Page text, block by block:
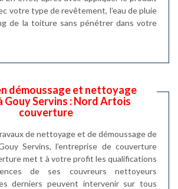
votre type de revêtement, l’eau de pluie
de la toiture sans pénétrer dans votre
démoussage et nettoyage
Gouy Servins : Nord Artois
couverture
de nettoyage et de démoussage de
Servins, l’entreprise de couverture
met t à votre profit les qualifications
de ses couvreurs nettoyeurs
derniers peuvent intervenir sur tous